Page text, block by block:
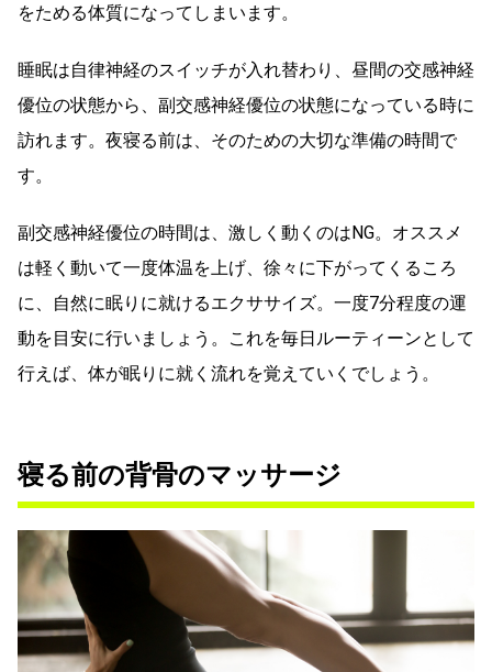
をためる体質になってしまいます。
睡眠は自律神経のスイッチが入れ替わり、昼間の交感神経
優位の状態から、副交感神経優位の状態になっている時に
訪れます。夜寝る前は、そのための大切な準備の時間で
す。
副交感神経優位の時間は、激しく動くのはNG。オススメ
は軽く動いて一度体温を上げ、徐々に下がってくるころ
に、自然に眠りに就けるエクササイズ。一度7分程度の運
動を目安に行いましょう。これを毎日ルーティーンとして
行えば、体が眠りに就く流れを覚えていくでしょう。
寝る前の背骨のマッサージ